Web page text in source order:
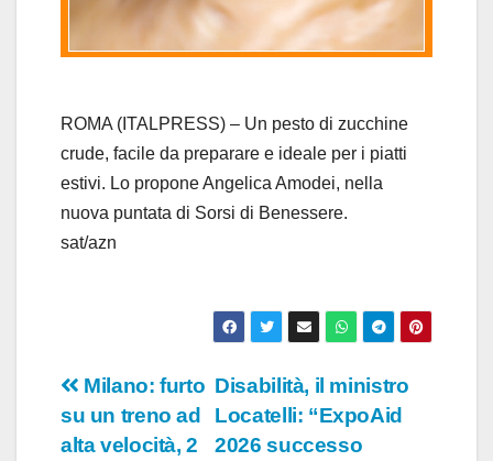
y
V
i
e
o
ROMA (ITALPRESS) – Un pesto di zucchine
crude, facile da preparare e ideale per i piatti
estivi. Lo propone Angelica Amodei, nella
nuova puntata di Sorsi di Benessere.
sat/azn
Navigazione
articoli
Disabilità, il ministro
Locatelli: “ExpoAid
2026 successo
Milano: furto
su un treno ad
alta velocità, 2